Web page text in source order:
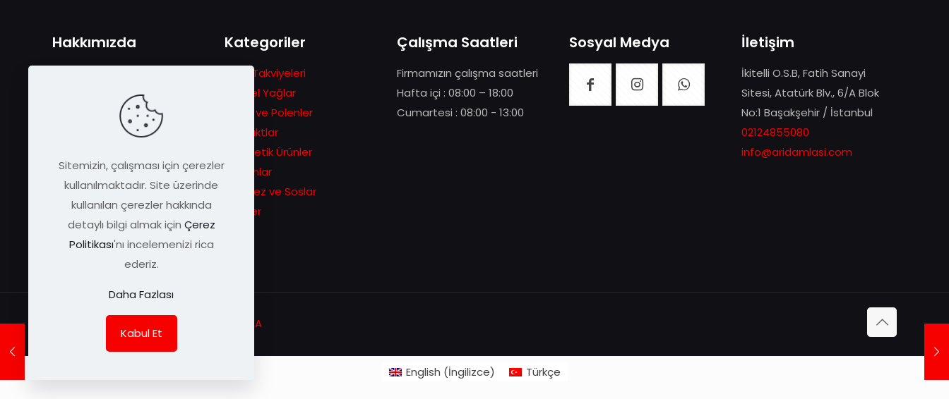
Hakkımızda
hikâyesiyle başlayan serüven
ilerleyen zamanlarda eşsiz arı
ürünlerini daha geniş kitlelere
Kategoriler
Gıda Takviyeleri
Bitkisel Yağlar
Ballar ve Polenler
Ekstraktlar
Kozmetik Ürünler
Macunlar
Pekmez ve Soslar
Sirkeler
Çalışma Saatleri
Firmamızın çalışma saatleri
Hafta içi : 08:00 – 18:00
Cumartesi : 08:00 - 13:00
Sosyal Medya İletişim
İkitelli O.S.B, Fatih Sanayi
Sitesi, Atatürk Blv., 6/A Blok
No:1 Başakşehir / İstanbul
02124855080
info@aridamlasi.com
KEYA
Sitemizin, çalışması için çerezler
kullanılmaktadır. Site üzerinde
kullanılan çerezler hakkında
detaylı bilgi almak için Çerez
Politikası'nı incelemenizi rica
ederiz.
Daha Fazlası
Kabul Et
English (İngilizce) Türkçe